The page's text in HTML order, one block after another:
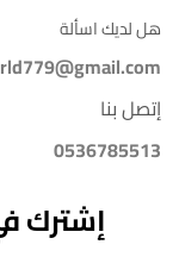
هل لديك اسألة
إتصل بنا
0536785513
إشترك